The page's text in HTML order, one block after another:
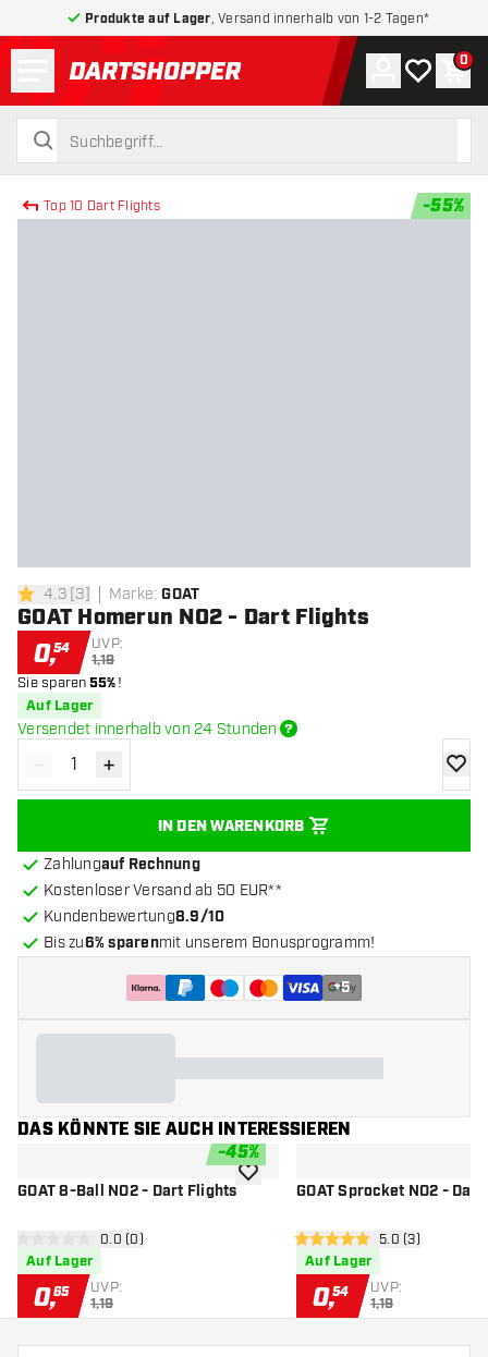
Produkte auf Lager , Versand innerhalb von 1-2 Tagen*
zurück zur Startseite
suchen
suchen
Konto
Meine 0
Top 10 Dart Flights -55%
4.3 Bewertungssterne
4.3[3] Marke: GOAT
GOAT Homerun NO2 - Dart Flights
0,54 UVP:
1,19
Sie sparen55%!
Auf Lager
Versendet innerhalb von 24 Stunden
Menge verringern
- Menge erhöhen
+
IN DEN WARENKORB
Zur
Zahlungauf Rechnung
Kostenloser Versand ab 50 EUR**
Kundenbewertung8.9/10
Bis zu6% sparenmit unserem Bonusprogramm!
+5
DAS KÖNNTE SIE AUCH INTERESSIEREN
-45%
GOAT 8-Ball NO2 - Dart Flights
Bewertungsbereich öffnen
0 Bewertungssterne
0.0 (0)
Auf Lager
0,65 UVP:
1,19
Zur Wunschliste hinzufügen
GOAT Sprocket NO2 -
5 Bewertungssterne
5.0 (3)
Auf Lager
0,54 UVP:
1,19